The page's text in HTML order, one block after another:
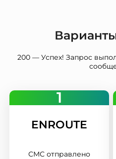
200 — Успех! Запрос
1
ENROUTE
СМС отправлено